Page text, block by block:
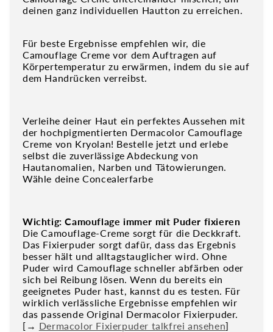
deinen ganz individuellen Hautton zu erreichen.
Für beste Ergebnisse empfehlen wir, die
Camouflage Creme vor dem Auftragen auf
Körpertemperatur zu erwärmen, indem du sie auf
dem Handrücken verreibst.
Verleihe deiner Haut ein perfektes Aussehen mit
der hochpigmentierten Dermacolor Camouflage
Creme von Kryolan! Bestelle jetzt und erlebe
selbst die zuverlässige Abdeckung von
Hautanomalien, Narben und Tätowierungen.
Wähle deine Concealerfarbe
Wichtig: Camouflage immer mit Puder fixieren
Die Camouflage-Creme sorgt für die Deckkraft.
Das Fixierpuder sorgt dafür, dass das Ergebnis
besser hält und alltagstauglicher wird. Ohne
Puder wird Camouflage schneller abfärben oder
sich bei Reibung lösen. Wenn du bereits ein
geeignetes Puder hast, kannst du es testen. Für
wirklich verlässliche Ergebnisse empfehlen wir
das passende Original Dermacolor Fixierpuder.
[→ Dermacolor Fixierpuder talkfrei ansehen]